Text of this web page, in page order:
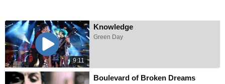
9:11
Knowledge
Green Day
Boulevard of Broken Dreams